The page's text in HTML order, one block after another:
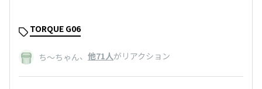
TORQUE G06
ち～ちゃん、 他71人がリアクション